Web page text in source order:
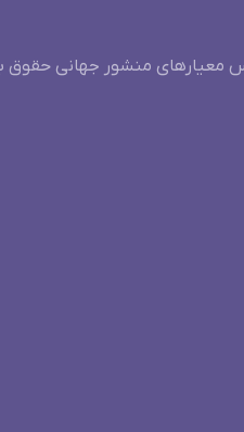
منشور جهانی حقوق